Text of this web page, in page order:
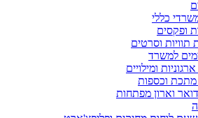
כללי
ופקסים
וסרטים
למשרד
ומילויים
מתכת וכספות
וארון מפתחות